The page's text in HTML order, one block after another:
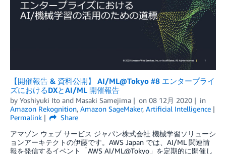
【開催報告 & 資料公開】 AI/ML@Tokyo #8 エンタープライ
ズにおけるDXとAI/ML 開催報告
by Yoshiyuki Ito and Masaki Samejima on 08 12月 2020
in
Amazon Rekognition, Amazon SageMaker, Artificial Intelligence
Permalink
Share
アマゾン ウェブ サービス ジャパン株式会社 機械学習ソリューシ
ョンアーキテクトの伊藤です。AWS Japan では、AI/ML 関連情
報を発信するイベント「AWS AI/ML@Tokyo」を定期的に開催し